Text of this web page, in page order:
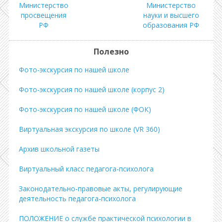
Министерство
просвещения
РФ
Министерство
науки и высшего
образования РФ
Полезно
Фото-экскурсия по нашей школе
Фото-экскурсия по нашей школе (корпус 2)
Фото-экскурсия по нашей школе (ФОК)
Виртуальная экскурсия по школе (VR 360)
Архив школьной газеты
Виртуальный класс педагога-психолога
Законодательно-правовые акты, регулирующие
деятельность педагога-психолога
ПОЛОЖЕНИЕ о службе практической психологии в